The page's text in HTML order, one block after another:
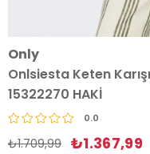
Only
Onlsiesta Keten
15322270 HAKİ
0.0
₺1.709,99 ₺1.367,99